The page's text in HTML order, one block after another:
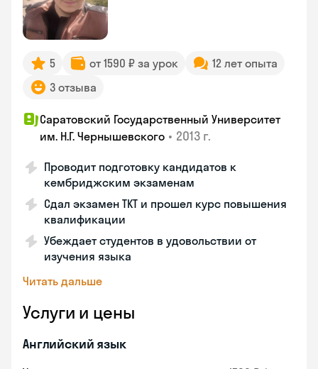
5 от 1590 ₽ за урок
12 лет опыта
3 отзыва
Саратовский Государственный Университет
им. Н.Г. Чернышевского • 2013 г.
Проводит подготовку кандидатов к
кембриджским экзаменам
Сдал экзамен TKT и прошел курс повышения
квалификации
Убеждает студентов в удовольствии от
изучения языка
Читать дальше
Услуги и цены
Английский язык